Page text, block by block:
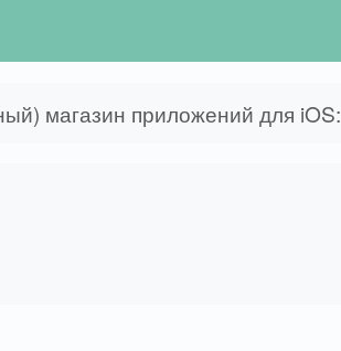
магазин приложений для iOS: